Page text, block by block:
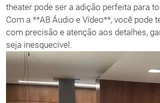
theater pode ser a adição perfeita para
Com a **AB Áudio e Vídeo**, você pode
com precisão e atenção aos detalhes,
seja inesquecível.